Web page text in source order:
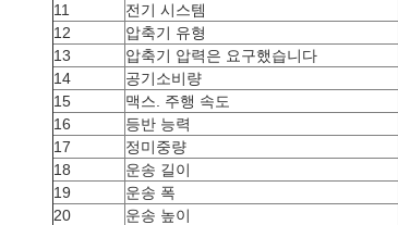
11
전기 시스템
12
압축기 유형
13
압축기 압력은 요구했습니다
14
공기소비량
15
맥스. 주행 속도
16
등반 능력
17
정미중량
18
운송 길이
19
운송 폭
20
운송 높이